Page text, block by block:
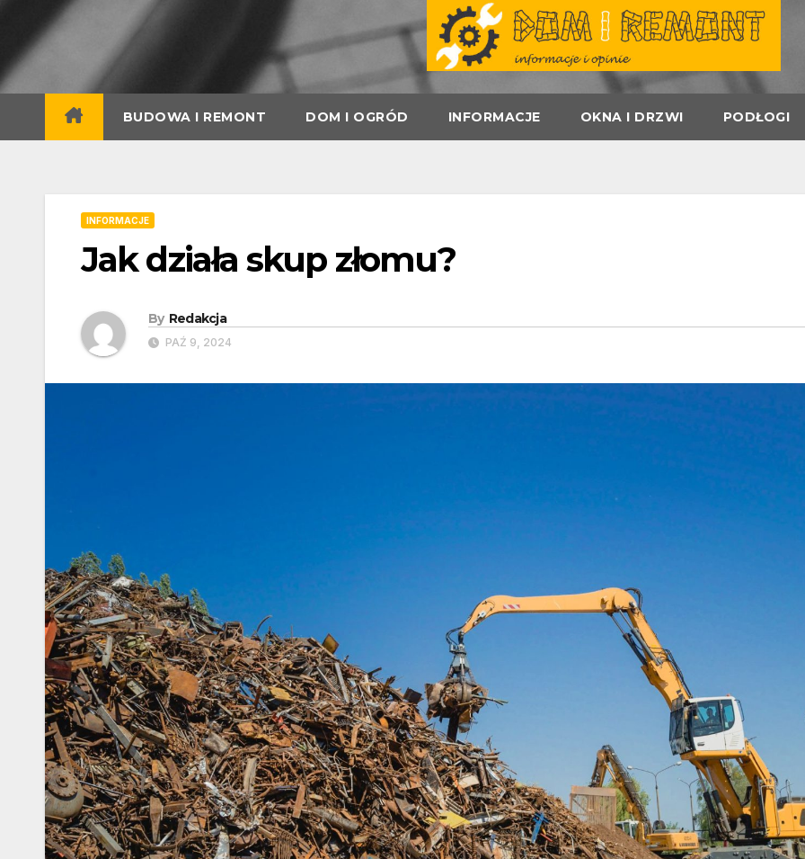
content
BUDOWA I REMONT DOM I OGRÓD INFORMACJE OKNA I DRZWI PODŁOGI
INFORMACJE
Jak działa skup złomu?
By Redakcja
PAŹ 9, 2024